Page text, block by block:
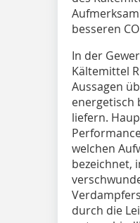
besseren
In der
Kälte­mittel
Aussagen
energetisch
liefern.
welchen
bezeichnet,
durch die